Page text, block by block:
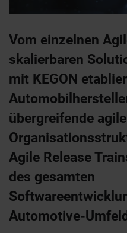
Vom einzelnen
skalierbaren
mit KEGON
übergreifende agile
Agile Release
des gesamten
Automotive-